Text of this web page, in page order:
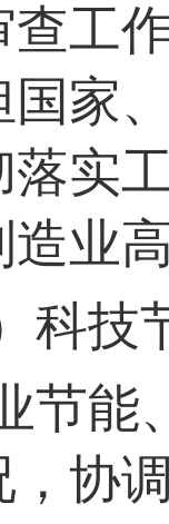
查工
国家
实
业
科
节能
，协